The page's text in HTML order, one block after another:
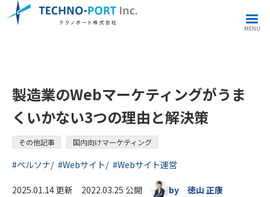
MENU
その他記事 製造業のWebマーケティングがうまくいかない3つの理由と解決策
製造業のWebマーケティングがうま
くいかない3つの理由と解決策
その他記事 国内向けマーケティング
#ペルソナ #Webサイト #Webサイト運営
2025.01.14 更新 2022.03.25 公開 by 徳山 正康